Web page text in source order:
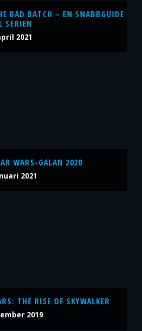
BAD BATCH – EN SNABBGUIDE
SERIEN
2021
WARS-GALAN 2020
2021
THE RISE OF SKYWALKER
2019